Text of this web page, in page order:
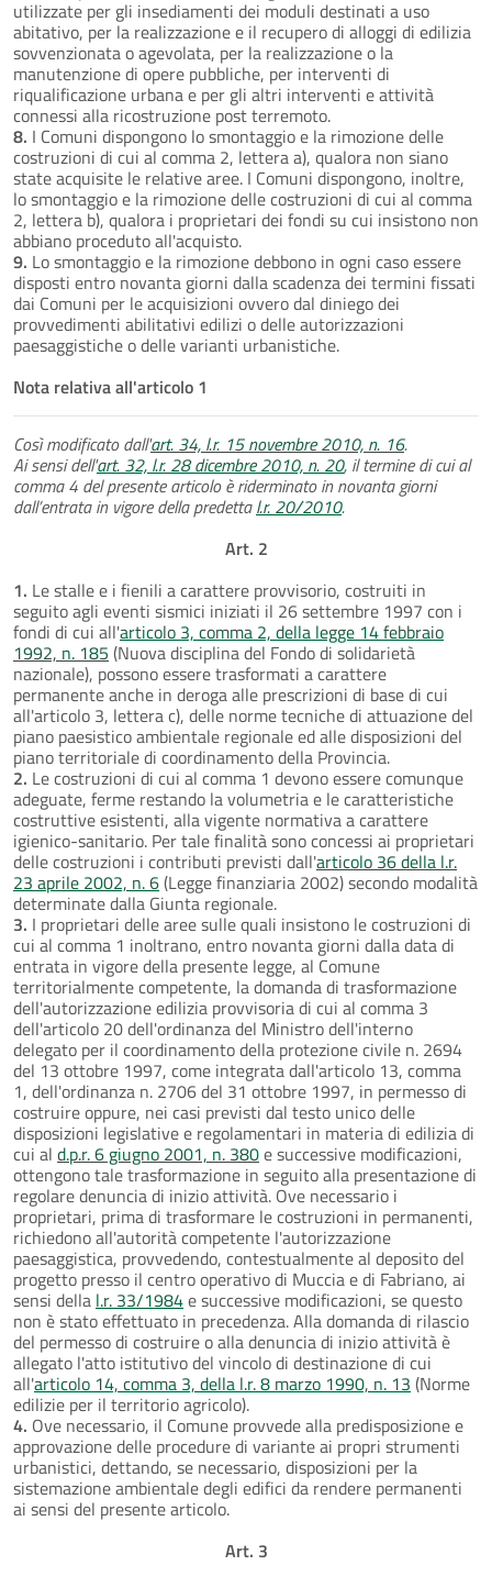
utilizzate per gli insediamenti dei moduli destinati a uso
abitativo, per la realizzazione e il recupero di alloggi di edilizia
sovvenzionata o agevolata, per la realizzazione o la
manutenzione di opere pubbliche, per interventi di
riqualificazione urbana e per gli altri interventi e attività
connessi alla ricostruzione post terremoto.
8. I Comuni dispongono lo smontaggio e la rimozione delle
costruzioni di cui al comma 2, lettera a), qualora non siano
state acquisite le relative aree. I Comuni dispongono, inoltre,
lo smontaggio e la rimozione delle costruzioni di cui al comma
2, lettera b), qualora i proprietari dei fondi su cui insistono non
abbiano proceduto all'acquisto.
9. Lo smontaggio e la rimozione debbono in ogni caso essere
disposti entro novanta giorni dalla scadenza dei termini fissati
dai Comuni per le acquisizioni ovvero dal diniego dei
provvedimenti abilitativi edilizi o delle autorizzazioni
paesaggistiche o delle varianti urbanistiche.
Nota relativa all'articolo 1
Così modificato dall'art. 34, l.r. 15 novembre 2010, n. 16.
Ai sensi dell'art. 32, l.r. 28 dicembre 2010, n. 20, il termine di cui al
comma 4 del presente articolo è riderminato in novanta giorni
dall’entrata in vigore della predettal.r. 20/2010.
Art. 2
1. Le stalle e i fienili a carattere provvisorio, costruiti in
seguito agli eventi sismici iniziati il 26 settembre 1997 con i
fondi di cui all'articolo 3, comma 2, della legge 14 febbraio
1992, n. 185 (Nuova disciplina del Fondo di solidarietà
nazionale), possono essere trasformati a carattere
permanente anche in deroga alle prescrizioni di base di cui
all'articolo 3, lettera c), delle norme tecniche di attuazione del
piano paesistico ambientale regionale ed alle disposizioni del
piano territoriale di coordinamento della Provincia.
2. Le costruzioni di cui al comma 1 devono essere comunque
adeguate, ferme restando la volumetria e le caratteristiche
costruttive esistenti, alla vigente normativa a carattere
igienico-sanitario. Per tale finalità sono concessi ai proprietari
delle costruzioni i contributi previsti dall'articolo 36 della l.r.
23 aprile 2002, n. 6(Legge finanziaria 2002) secondo modalità
determinate dalla Giunta regionale.
3. I proprietari delle aree sulle quali insistono le costruzioni di
cui al comma 1 inoltrano, entro novanta giorni dalla data di
entrata in vigore della presente legge, al Comune
territorialmente competente, la domanda di trasformazione
dell'autorizzazione edilizia provvisoria di cui al comma 3
dell'articolo 20 dell'ordinanza del Ministro dell'interno
delegato per il coordinamento della protezione civile n. 2694
del 13 ottobre 1997, come integrata dall'articolo 13, comma
1, dell'ordinanza n. 2706 del 31 ottobre 1997, in permesso di
costruire oppure, nei casi previsti dal testo unico delle
disposizioni legislative e regolamentari in materia di edilizia di
cui al d.p.r. 6 giugno 2001, n. 380e successive modificazioni,
ottengono tale trasformazione in seguito alla presentazione di
regolare denuncia di inizio attività. Ove necessario i
proprietari, prima di trasformare le costruzioni in permanenti,
richiedono all'autorità competente l'autorizzazione
paesaggistica, provvedendo, contestualmente al deposito del
progetto presso il centro operativo di Muccia e di Fabriano, ai
sensi della l.r. 33/1984e successive modificazioni, se questo
non è stato effettuato in precedenza. Alla domanda di rilascio
del permesso di costruire o alla denuncia di inizio attività è
allegato l'atto istitutivo del vincolo di destinazione di cui
all'articolo 14, comma 3, della l.r. 8 marzo 1990, n. 13 (Norme
edilizie per il territorio agricolo).
4. Ove necessario, il Comune provvede alla predisposizione e
approvazione delle procedure di variante ai propri strumenti
urbanistici, dettando, se necessario, disposizioni per la
sistemazione ambientale degli edifici da rendere permanenti
ai sensi del presente articolo.
Art. 3